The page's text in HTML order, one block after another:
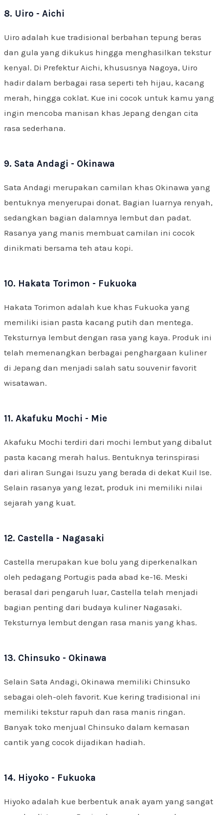
8. Uiro - Aichi
Uiro adalah kue tradisional berbahan tepung beras
dan gula yang dikukus hingga menghasilkan tekstur
kenyal. Di Prefektur Aichi, khususnya Nagoya, Uiro
hadir dalam berbagai rasa seperti teh hijau, kacang
merah, hingga coklat. Kue ini cocok untuk kamu yang
ingin mencoba manisan khas Jepang dengan cita
rasa sederhana.
9. Sata Andagi - Okinawa
Sata Andagi merupakan camilan khas Okinawa yang
bentuknya menyerupai donat. Bagian luarnya renyah,
sedangkan bagian dalamnya lembut dan padat.
Rasanya yang manis membuat camilan ini cocok
dinikmati bersama teh atau kopi.
10. Hakata Torimon - Fukuoka
Hakata Torimon adalah kue khas Fukuoka yang
memiliki isian pasta kacang putih dan mentega.
Teksturnya lembut dengan rasa yang kaya. Produk ini
telah memenangkan berbagai penghargaan kuliner
di Jepang dan menjadi salah satu souvenir favorit
wisatawan.
11. Akafuku Mochi - Mie
Akafuku Mochi terdiri dari mochi lembut yang dibalut
pasta kacang merah halus. Bentuknya terinspirasi
dari aliran Sungai Isuzu yang berada di dekat Kuil Ise.
Selain rasanya yang lezat, produk ini memiliki nilai
sejarah yang kuat.
12. Castella - Nagasaki
Castella merupakan kue bolu yang diperkenalkan
oleh pedagang Portugis pada abad ke-16. Meski
berasal dari pengaruh luar, Castella telah menjadi
bagian penting dari budaya kuliner Nagasaki.
Teksturnya lembut dengan rasa manis yang khas.
13. Chinsuko - Okinawa
Selain Sata Andagi, Okinawa memiliki Chinsuko
sebagai oleh-oleh favorit. Kue kering tradisional ini
memiliki tekstur rapuh dan rasa manis ringan.
Banyak toko menjual Chinsuko dalam kemasan
cantik yang cocok dijadikan hadiah.
14. Hiyoko - Fukuoka
Hiyoko adalah kue berbentuk anak ayam yang sangat